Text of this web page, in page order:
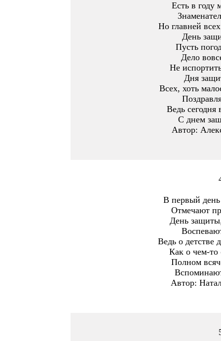
Есть в году
Но главней
День
Пусть
Дело
Не
Дня
Всех, хоть
Ведь
С днем
Автор:
В первый
Отмечают
День
Ведь о детстве
Как о чем-то
Полном
Автор: